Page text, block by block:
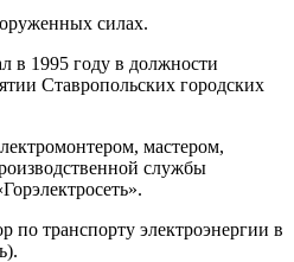
силах.
в 1995 году в должности
Ставропольских городских
мастером,
службы
по транспорту электроэнергии в